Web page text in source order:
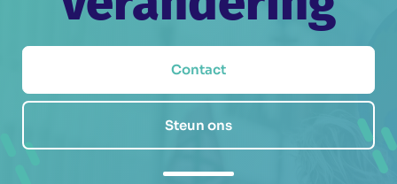
Contact
Steun ons